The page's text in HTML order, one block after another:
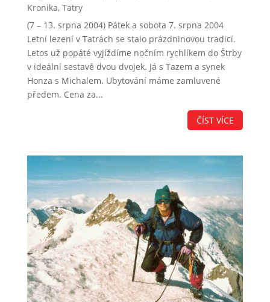
Kronika, Tatry
(7 – 13. srpna 2004) Pátek a sobota 7. srpna 2004
Letní lezení v Tatrách se stalo prázdninovou tradicí.
Letos už popáté vyjíždíme nočním rychlíkem do Štrby
v ideální sestavě dvou dvojek. Já s Tazem a synek
Honza s Michalem. Ubytování máme zamluvené
předem. Cena za...
ČÍST VÍCE